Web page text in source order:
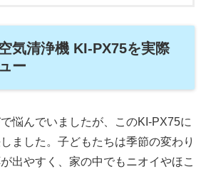
気清浄機 KI-PX75を実際
ー
悩んでいましたが、このKI-PX75に
ました。子どもたちは季節の変わり
出やすく、家の中でもニオイやほこ